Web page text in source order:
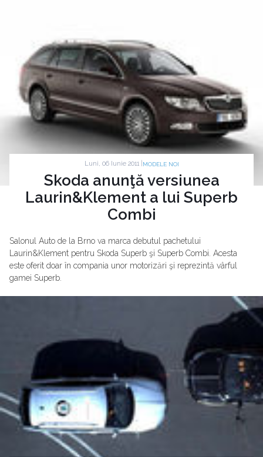
Luni, 06 Iunie 2011 | MODELE NOI
Skoda anunţă versiunea
Laurin&Klement a lui Superb
Combi
Salonul Auto de la Brno va marca debutul pachetului
Laurin&Klement pentru Skoda Superb şi Superb Combi. Acesta
este oferit doar în compania unor motorizări şi reprezintă vârful
gamei Superb.